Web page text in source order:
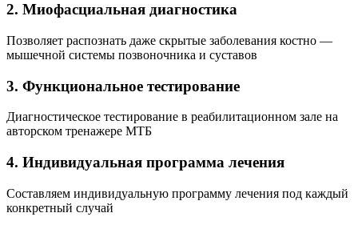
2. Миофасциальная диагностика
Позволяет распознать даже скрытые заболевания костно —
мышечной системы позвоночника и суставов
3. Функциональное тестирование
Диагностическое тестирование в реабилитационном зале на
авторском тренажере МТБ
4. Индивидуальная программа лечения
Составляем индивидуальную программу лечения под каждый
конкретный случай